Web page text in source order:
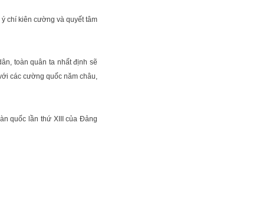
chí kiên cường và quyết tâm
toàn quân ta nhất định sẽ
các cường quốc năm châu,
quốc lần thứ XIII của Đảng